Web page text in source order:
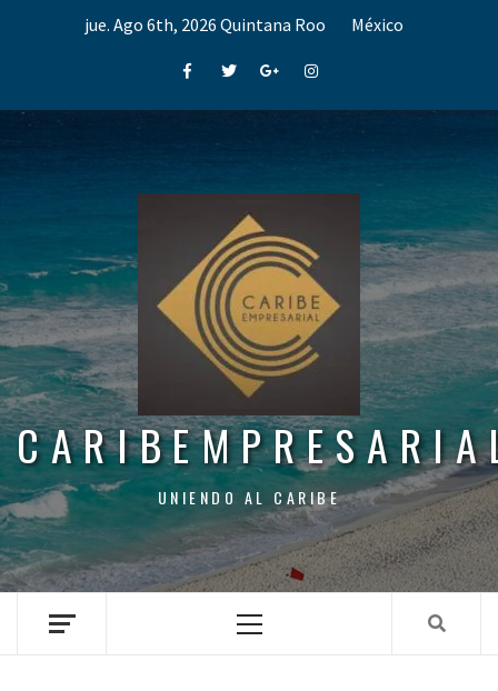
jue. Ago 6th, 2026 Quintana Roo México
FacebookTwitterGoogle+Instagram
UNIENDO AL CARIBE
Menu